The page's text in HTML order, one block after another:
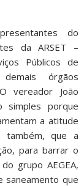
do
da ARSET –
Públicos de
órgãos
vereador João
porque
a atitude
também, que a
para barrar o
grupo AEGEA,
saneamento que